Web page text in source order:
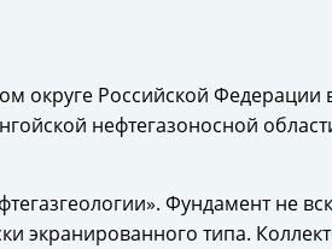
Российской Федерации в
нефтегазоносной
Фундамент не
экранированного типа.